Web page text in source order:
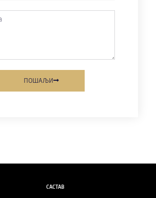
ПОШАЉИ
САСТАВ